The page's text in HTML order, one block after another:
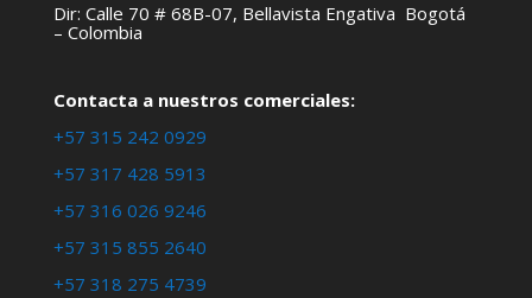
Dir: Calle 70 # 68B-07, Bellavista Engativa Bogotá
– Colombia
Contacta a nuestros comerciales:
+57 315 242 0929
+57 317 428 5913
+57 316 026 9246
+57 315 855 2640
+57 318 275 4739